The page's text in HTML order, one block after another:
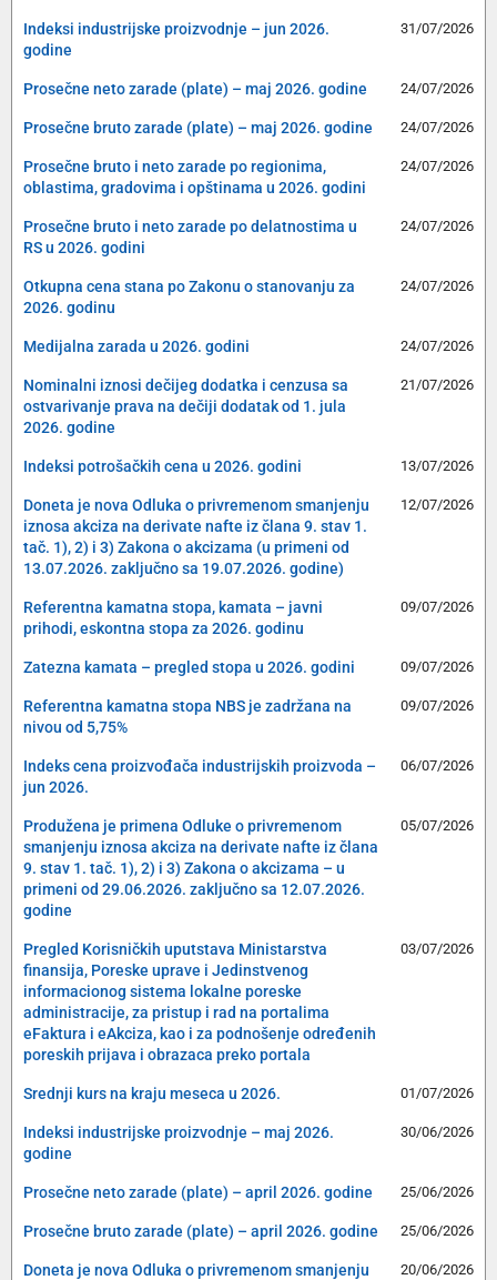
Indeksi industrijske proizvodnje – jun 2026.
godine
31/07/2026
Prosečne neto zarade (plate) – maj 2026. godine 24/07/2026
Prosečne bruto zarade (plate) – maj 2026. godine 24/07/2026
Prosečne bruto i neto zarade po regionima,
oblastima, gradovima i opštinama u 2026. godini
24/07/2026
Prosečne bruto i neto zarade po delatnostima u
RS u 2026. godini
24/07/2026
Otkupna cena stana po Zakonu o stanovanju za
2026. godinu
24/07/2026
Medijalna zarada u 2026. godini 24/07/2026
Nominalni iznosi dečijeg dodatka i cenzusa sa
ostvarivanje prava na dečiji dodatak od 1. jula
2026. godine
21/07/2026
Indeksi potrošačkih cena u 2026. godini 13/07/2026
Doneta je nova Odluka o privremenom smanjenju
iznosa akciza na derivate nafte iz člana 9. stav 1.
tač. 1), 2) i 3) Zakona o akcizama (u primeni od
13.07.2026. zaključno sa 19.07.2026. godine)
12/07/2026
Referentna kamatna stopa, kamata – javni
prihodi, eskontna stopa za 2026. godinu
09/07/2026
Zatezna kamata – pregled stopa u 2026. godini 09/07/2026
Referentna kamatna stopa NBS je zadržana na
nivou od 5,75%
09/07/2026
Indeks cena proizvođača industrijskih proizvoda –
jun 2026.
06/07/2026
Produžena je primena Odluke o privremenom
smanjenju iznosa akciza na derivate nafte iz člana
9. stav 1. tač. 1), 2) i 3) Zakona o akcizama – u
primeni od 29.06.2026. zaključno sa 12.07.2026.
godine
05/07/2026
Pregled Korisničkih uputstava Ministarstva
finansija, Poreske uprave i Jedinstvenog
informacionog sistema lokalne poreske
administracije, za pristup i rad na portalima
eFaktura i eAkciza, kao i za podnošenje određenih
poreskih prijava i obrazaca preko portala
03/07/2026
Srednji kurs na kraju meseca u 2026. 01/07/2026
Indeksi industrijske proizvodnje – maj 2026.
godine
30/06/2026
Prosečne neto zarade (plate) – april 2026. godine 25/06/2026
Prosečne bruto zarade (plate) – april 2026. godine 25/06/2026
Doneta je nova Odluka o privremenom smanjenju
20/06/2026